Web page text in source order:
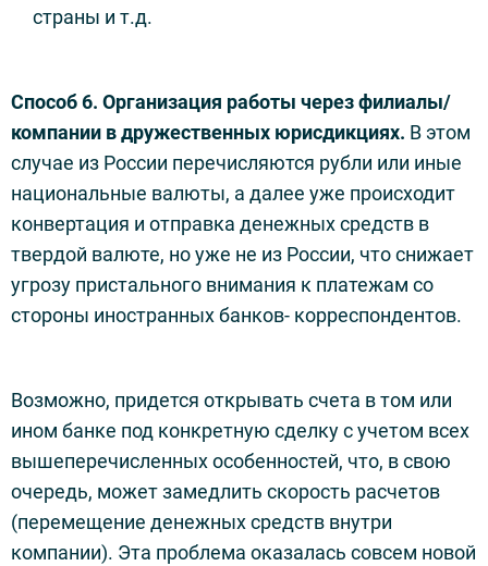
страны и т.д.
Способ 6. Организация работы через филиалы/
компании в дружественных юрисдикциях. В этом
случае из России перечисляются рубли или иные
национальные валюты, а далее уже происходит
конвертация и отправка денежных средств в
твердой валюте, но уже не из России, что снижает
угрозу пристального внимания к платежам со
стороны иностранных банков- корреспондентов.
Возможно, придется открывать счета в том или
ином банке под конкретную сделку с учетом всех
вышеперечисленных особенностей, что, в свою
очередь, может замедлить скорость расчетов
(перемещение денежных средств внутри
компании). Эта проблема оказалась совсем новой